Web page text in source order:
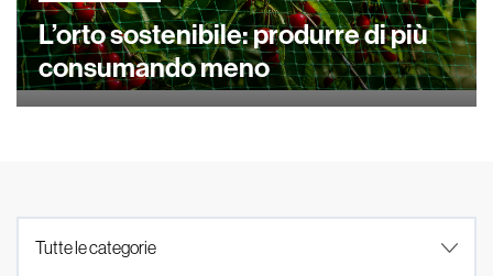
L’orto sostenibile: produrre di più
consumando meno